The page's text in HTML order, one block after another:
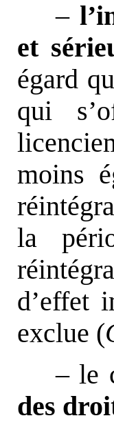
–
et
égard
qui
moins
la
d’effet
exclue (
– le
des